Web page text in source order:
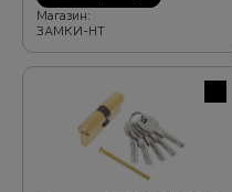
Магазин:
ЗАМКИ-НТ
В